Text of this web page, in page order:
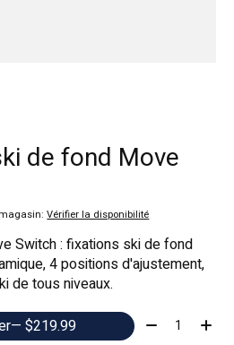
de fond Move
:Vérifier la disponibilité
Switch : fixations ski de fond
4 positions d'ajustement,
de tous niveaux.
— $219.99 Quantité: